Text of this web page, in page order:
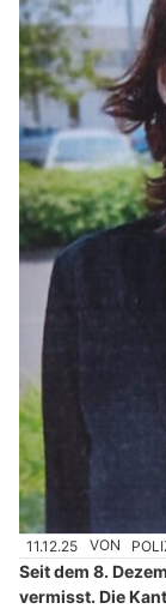
11.12.25 VON
Seit dem 8.
vermisst. Die